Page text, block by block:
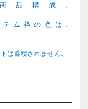
品構成、
テム枠の色は、
は蓄積されません。